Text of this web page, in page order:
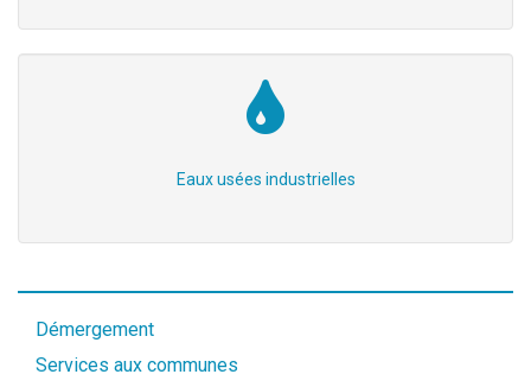
Eaux usées industrielles
Démergement
Services aux communes